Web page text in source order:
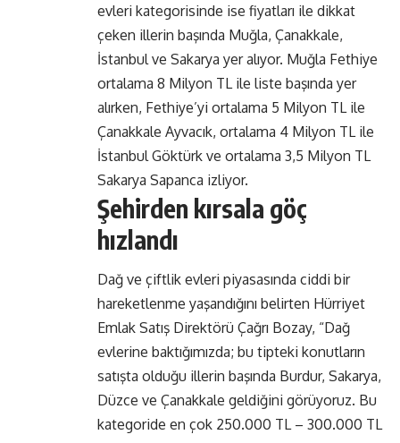
evleri kategorisinde ise fiyatları ile dikkat
çeken illerin başında Muğla, Çanakkale,
İstanbul ve Sakarya yer alıyor. Muğla Fethiye
ortalama 8 Milyon TL ile liste başında yer
alırken, Fethiye’yi ortalama 5 Milyon TL ile
Çanakkale Ayvacık, ortalama 4 Milyon TL ile
İstanbul Göktürk ve ortalama 3,5 Milyon TL
Sakarya Sapanca izliyor.
Şehirden kırsala göç
hızlandı
Dağ ve çiftlik evleri piyasasında ciddi bir
hareketlenme yaşandığını belirten Hürriyet
Emlak Satış Direktörü Çağrı Bozay, “Dağ
evlerine baktığımızda; bu tipteki konutların
satışta olduğu illerin başında Burdur, Sakarya,
Düzce ve Çanakkale geldiğini görüyoruz. Bu
kategoride en çok 250.000 TL – 300.000 TL